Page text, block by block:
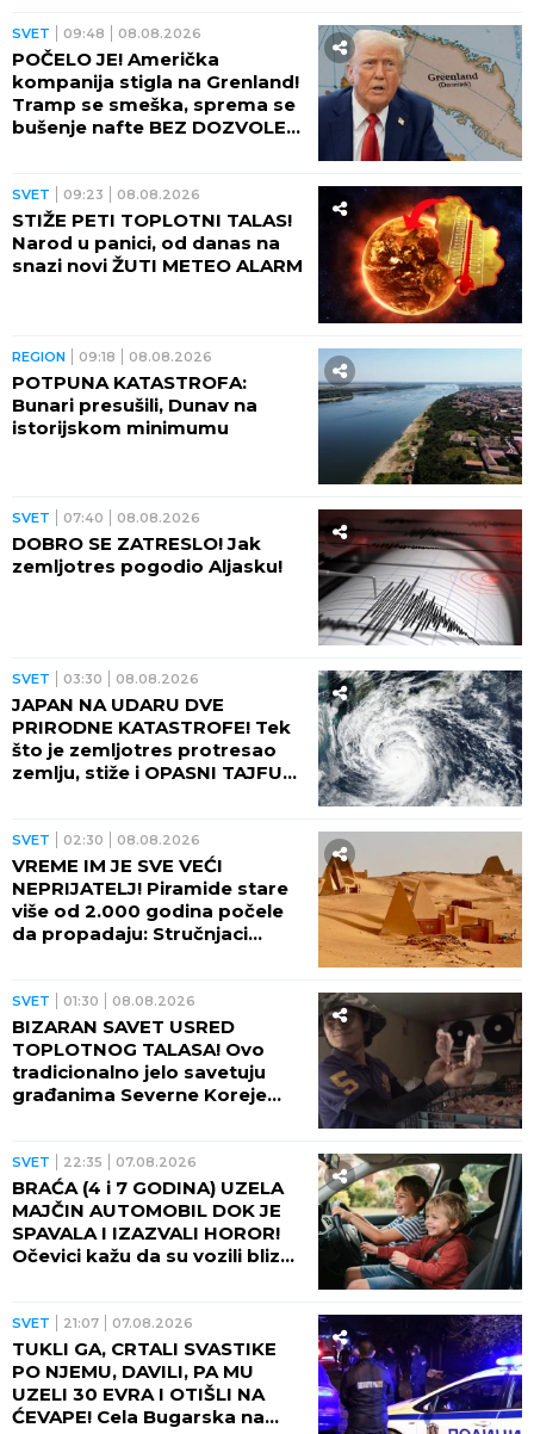
SVET 09:48 08.08.2026
POČELO JE! Američka
kompanija stigla na Grenland!
Tramp se smeška, sprema se
bušenje nafte BEZ DOZVOLE
SVET 09:23 08.08.2026
STIŽE PETI TOPLOTNI TALAS!
Narod u panici, od danas na
snazi novi ŽUTI METEO ALARM
REGION 09:18 08.08.2026
POTPUNA KATASTROFA:
Bunari presušili, Dunav na
istorijskom minimumu
SVET 07:40 08.08.2026
DOBRO SE ZATRESLO! Jak
zemljotres pogodio Aljasku!
SVET 03:30 08.08.2026
JAPAN NA UDARU DVE
PRIRODNE KATASTROFE! Tek
što je zemljotres protresao
zemlju, stiže i OPASNI TAJFUN:
SVET 02:30 08.08.2026
VREME IM JE SVE VEĆI
NEPRIJATELJ! Piramide stare
više od 2.000 godina počele
da propadaju: Stručnjaci
SVET 01:30 08.08.2026
BIZARAN SAVET USRED
TOPLOTNOG TALASA! Ovo
tradicionalno jelo savetuju
građanima Severne Koreje
SVET 22:35 07.08.2026
BRAĆA (4 i 7 GODINA) UZELA
MAJČIN AUTOMOBIL DOK JE
SPAVALA I IZAZVALI HOROR!
Očevici kažu da su vozili blizu
SVET 21:07 07.08.2026
TUKLI GA, CRTALI SVASTIKE
PO NJEMU, DAVILI, PA MU
UZELI 30 EVRA I OTIŠLI NA
ĆEVAPE! Cela Bugarska na